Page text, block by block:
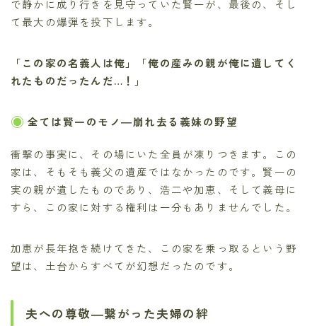
で静かに成り行きを見守っていた賢一が、最後の、そし
て最大の爆弾を投下します。
「この家の名義人は俺」「俺の産みの親が俺に遺してく
れたものだったんだ…！」
全ては賢一のモノ―崩れ去る義妹の野望
衝撃の事実に、その場にいた全員が凍りつきます。この
家は、そもそも義父の遺産ではなかったのです。賢一の
実の親が遺したものであり、浩二や加恵、そして義母に
すら、この家に対する権利は一分もありませんでした。
加恵が長年抱き続けてきた、この家を乗っ取るという野
望は、土台からすべてが幻想だったのです。
夫への尊敬―繋がった夫婦の絆